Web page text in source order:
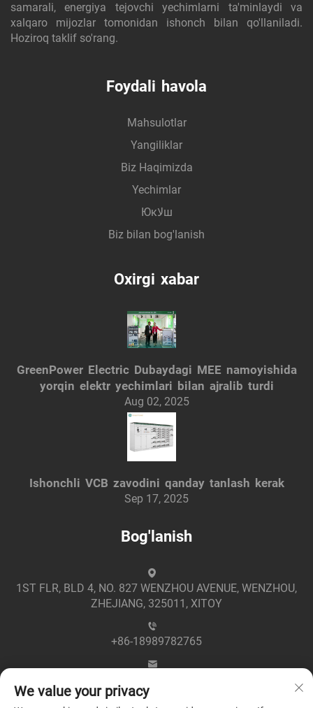
samarali, energiya tejovchi yechimlarni ta'minlaydi va
xalqaro mijozlar tomonidan ishonch bilan qo'llaniladi.
Hoziroq taklif so'rang.
Foydali havola
Mahsulotlar
Yangiliklar
Biz Haqimizda
Yechimlar
Юкلاш
Biz bilan bog'lanish
Oxirgi xabar
GreenPower Electric Dubaydagi MEE namoyishida
yorqin elektr yechimlari bilan ajralib turdi
Aug 02, 2025
Ishonchli VCB zavodini qanday tanlash kerak
Sep 17, 2025
Bog'lanish
1ST FLR, BLD 4, NO. 827 WENZHOU AVENUE, WENZHOU,
ZHEJIANG, 325011, XITOY
+86-18989782765
We value your privacy